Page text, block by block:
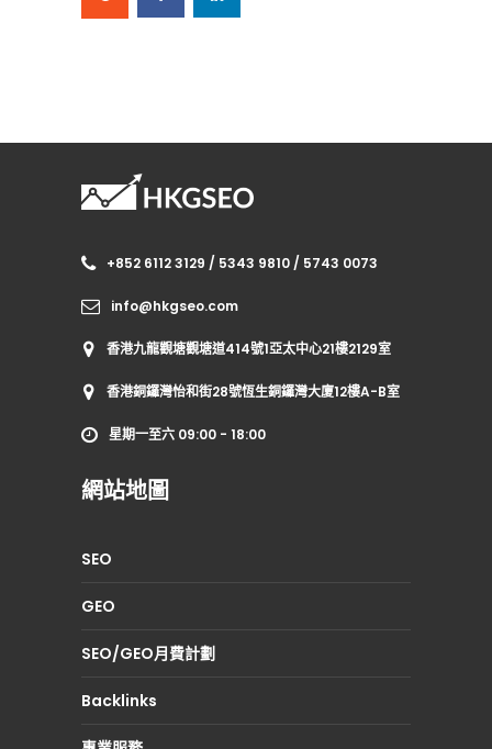
+852 6112 3129 / 5343 9810 / 5743 0073
info@hkgseo.com
香港九龍觀塘觀塘道414號1亞太中心21樓2129室
香港銅鑼灣怡和街28號恆生銅鑼灣大廈12樓A-B室
星期一至六 09:00 - 18:00
網站地圖
SEO
GEO
SEO/GEO月費計劃
Backlinks